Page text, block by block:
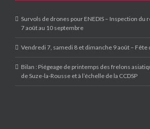
Survols de drones pour ENEDIS – Inspection du
7 août au 10 septembre
Vendredi 7, samedi 8 et dimanche 9 août – Fête
Bilan : Piégeage de printemps des frelons
de Suze-la-Rousse et à l’échelle de la CCDSP